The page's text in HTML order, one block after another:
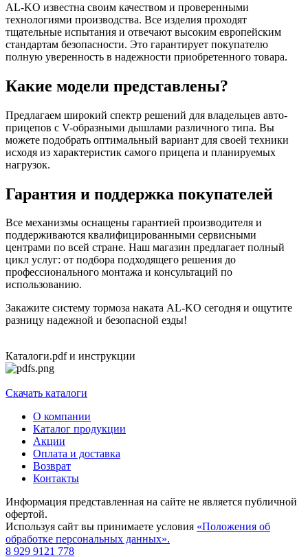
AL-KO известна своим качеством и проверенными
технологиями производства. Все изделия проходят
тщательные испытания и отвечают высоким европейским
стандартам безопасности. Это гарантирует покупателю
полную уверенность в надежности приобретенного товара.
Какие модели представлены?
Предлагаем широкий спектр решений для владельцев авто-
прицепов с V-образными дышлами различного типа. Вы
можете подобрать оптимальный вариант для своей техники
исходя из характеристик самого прицепа и планируемых
нагрузок.
Гарантия и поддержка покупателей
Все механизмы оснащены гарантией производителя и
поддерживаются квалифицированными сервисными
центрами по всей стране. Наш магазин предлагает полный
цикл услуг: от подбора подходящего решения до
профессионального монтажа и консультаций по
использованию.
Закажите систему тормоза наката AL-KO сегодня и ощутите
разницу надежной и безопасной езды!
Каталоги.pdf и инструкции
Скачать каталоги
О компании
Каталог продукции
Акции
Оплата и доставка
Возврат
Контакты
Информация представленная на сайте не является публичной
офертой.
Используя сайт вы принимаете условия «Положения об
обработке персональных данных».
8 929 9121 778